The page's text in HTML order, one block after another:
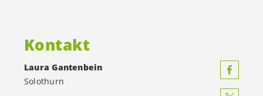
Kontakt
Laura Gantenbein
Solothurn